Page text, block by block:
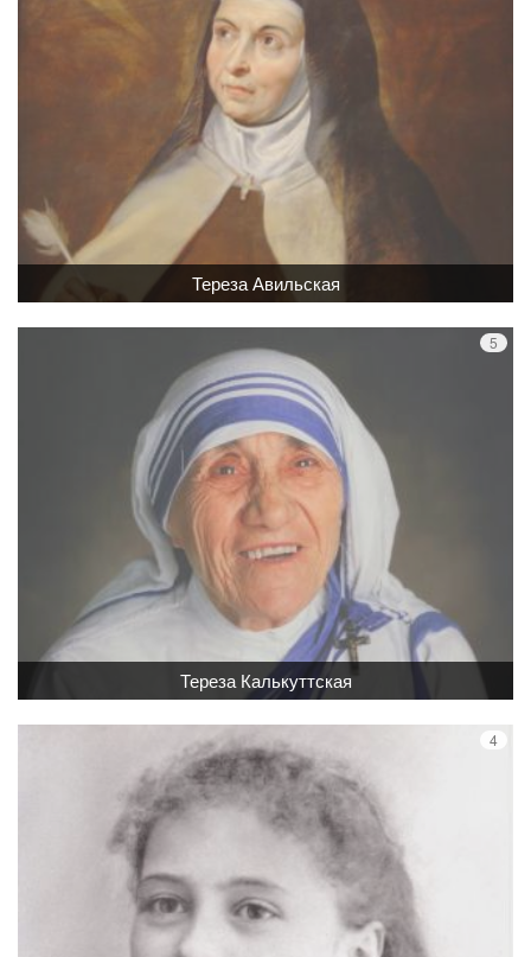
Тереза Авильская
Тереза Калькуттская